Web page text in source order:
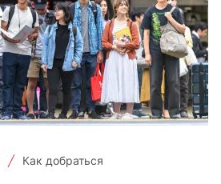
Как добраться